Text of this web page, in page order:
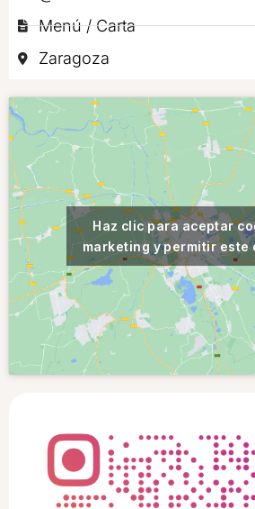
Menú / Carta
Zaragoza
Haz clic para aceptar
marketing y permitir este